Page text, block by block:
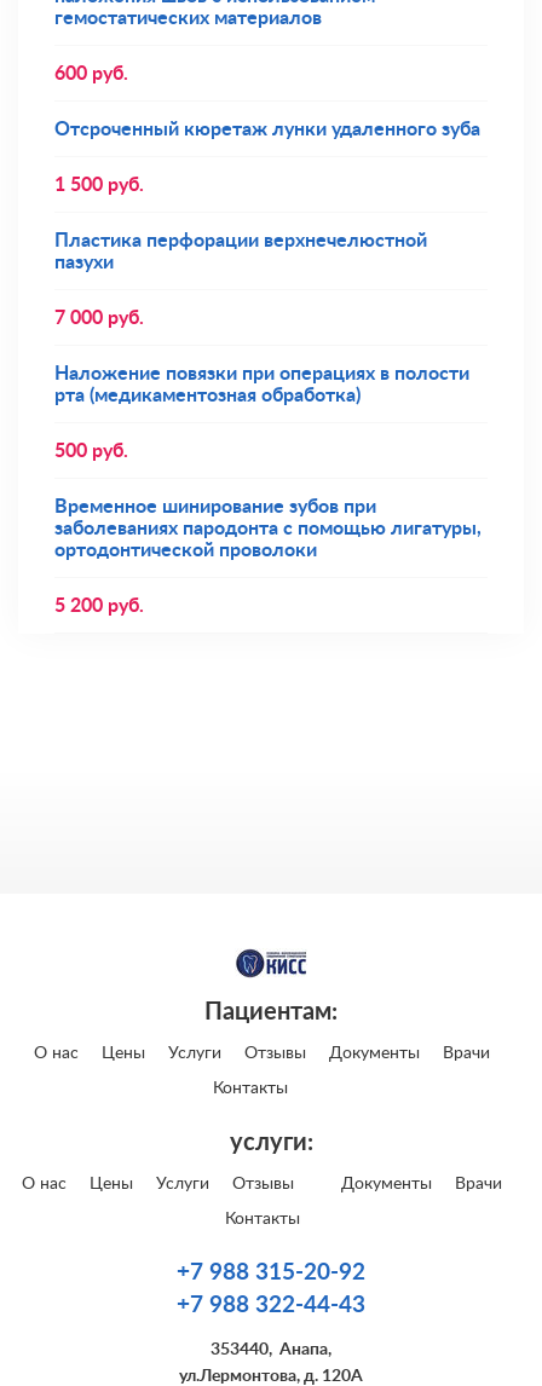
гемостатических материалов
600 руб.
Отсроченный кюретаж лунки удаленного зуба
1 500 руб.
Пластика перфорации верхнечелюстной
пазухи
7 000 руб.
Наложение повязки при операциях в полости
рта (медикаментозная обработка)
500 руб.
Временное шинирование зубов при
заболеваниях пародонта с помощью лигатуры,
ортодонтической проволоки
5 200 руб.
Пациентам:
О нас Цены Услуги Отзывы Документы Врачи
Контакты
услуги:
О нас Цены Услуги Отзывы Документы Врачи
Контакты
+7 988 315-20-92
+7 988 322-44-43
353440, Анапа,
ул.Лермонтова, д. 120А